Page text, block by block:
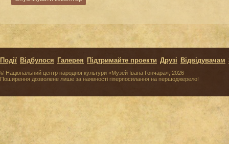
© Національний центр народної культури «Музей Івана Гончара», 2026
Поширення дозволене лише за наявності гіперпосилання на першоджерело!
Події Відбулося Галерея Підтримайте проекти Друзі Відвідувачам